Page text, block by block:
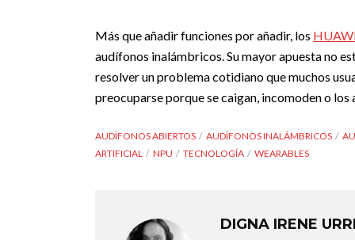
Más que añadir funciones por añadir, los
audífonos inalámbricos. Su mayor apuesta no
resolver un problema cotidiano que muchos
preocuparse porque se caigan, incomoden o
AUDÍFONOS ABIERTOS AUDÍFONOS INALÁMBRICOS
ARTIFICIAL
NPU TECNOLOGÍA WEARABLES
DIGNA IRENE